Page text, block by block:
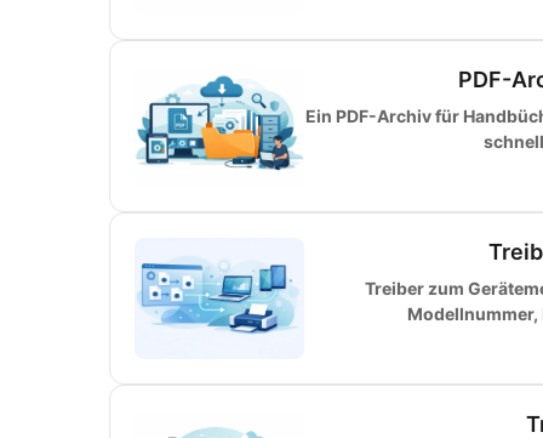
PDF-
Ein PDF-Archiv für
Treiber zum